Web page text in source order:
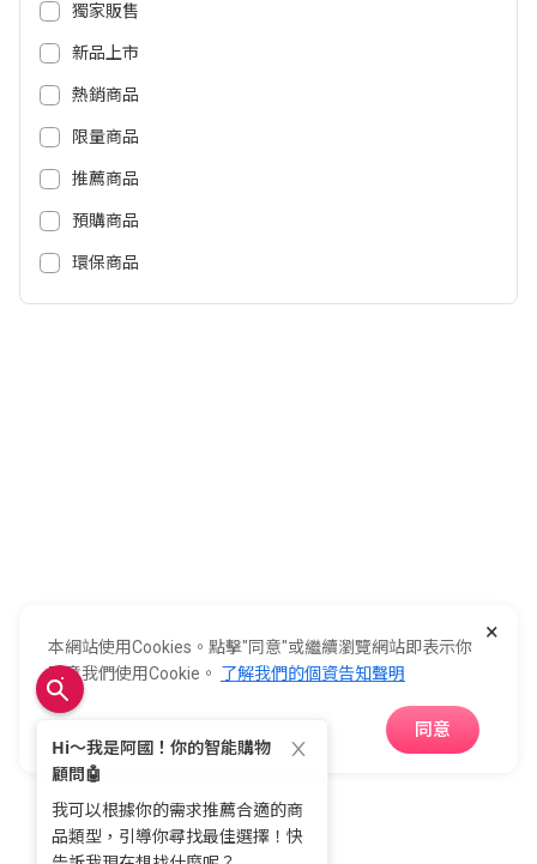
獨家販售
新品上市
熱銷商品
限量商品
推薦商品
預購商品
環保商品
關於全國
會員服務
購物須知
Copyright ©2026© E-Life Co., Ltd. All Rights Reserved.
首頁 分類 購物車
×
本網站使用Cookies。點擊"同意"或繼續瀏覽網站即表示你
同意我們使用Cookie。 了解我們的個資告知聲明
同意